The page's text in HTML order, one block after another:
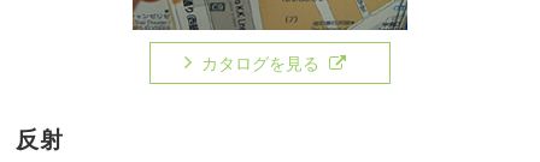
カタログを見る
反射